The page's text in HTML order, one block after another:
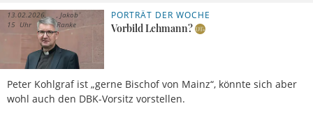
PORTRÄT DER WOCHE
Vorbild Lehmann?
Peter Kohlgraf ist „gerne Bischof von Mainz“, könnte sich aber
wohl auch den DBK-Vorsitz vorstellen.
13.02.2026,
15 Uhr
Jakob
Ranke